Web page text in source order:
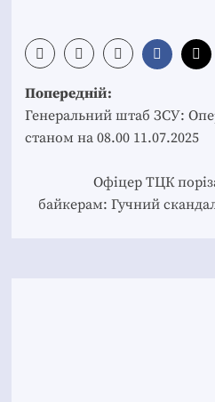
Post
navigation
Попередній:
Генеральний штаб ЗСУ:
станом на 08.00 11.07.2025
Офіцер ТЦК
байкерам: Гучний